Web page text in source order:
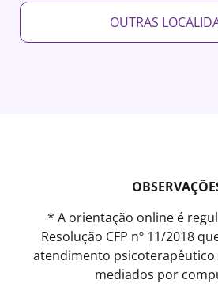
OUTRAS
* A orientação online é
Resolução CFP nº 11/2018
atendimento psicoterapêutico
mediados por